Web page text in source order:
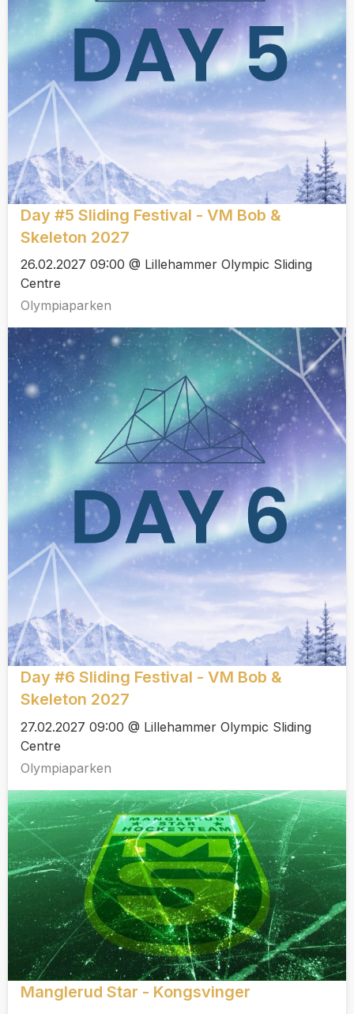
Day #5 Sliding Festival - VM Bob &
Skeleton 2027
26.02.2027 09:00 @ Lillehammer Olympic Sliding
Centre
Olympiaparken
Day #6 Sliding Festival - VM Bob &
Skeleton 2027
27.02.2027 09:00 @ Lillehammer Olympic Sliding
Centre
Olympiaparken
Manglerud Star - Kongsvinger